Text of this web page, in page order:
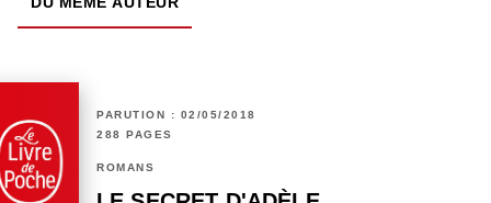
PARUTION : 02/05/2018
288 PAGES
ROMANS